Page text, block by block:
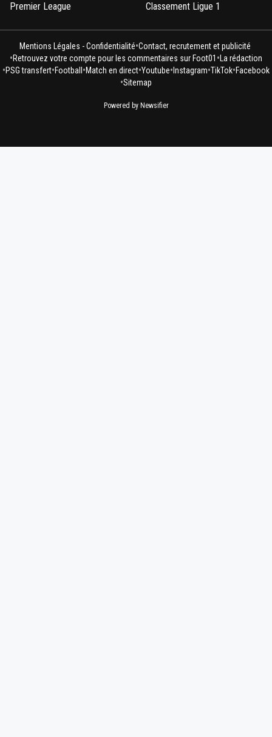
Premier League
Classement Ligue 1
Mentions Légales - Confidentialité•Contact, recrutement et publicité
•Retrouvez votre compte pour les commentaires sur Foot01 •La rédaction
•PSG transfert•Football •Match en direct•Youtube• Instagram•TikTok•Facebook
•Sitemap
Powered by Newsifier